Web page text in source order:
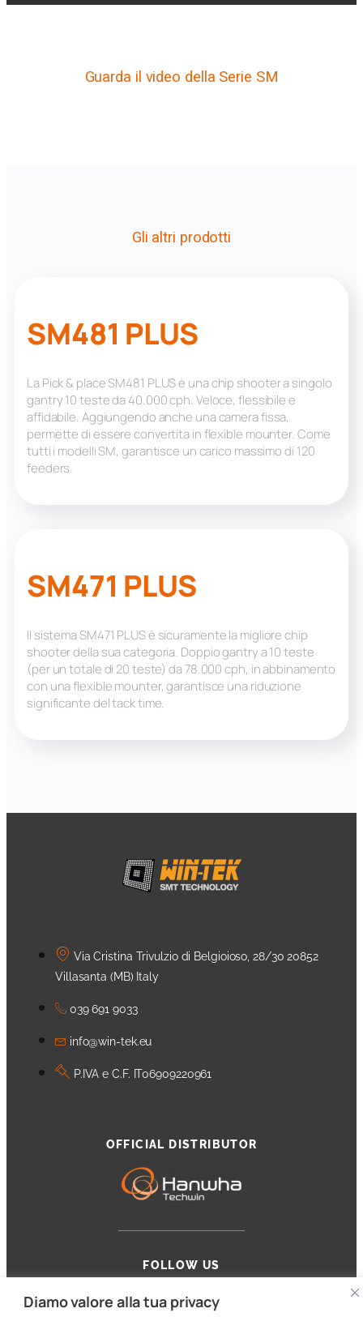
Diamo valore alla tua privacy
Guarda il video della Serie SM
Gli altri prodotti
SM481 PLUS
La Pick & place SM481 PLUS è una chip shooter a singolo
gantry 10 teste da 40.000 cph. Veloce, flessibile e
affidabile. Aggiungendo anche una camera fissa,
permette di essere convertita in flexible mounter. Come
tutti i modelli SM, garantisce un carico massimo di 120
feeders.
SM471 PLUS
Il sistema SM471 PLUS è sicuramente la migliore chip
shooter della sua categoria. Doppio gantry a 10 teste
(per un totale di 20 teste) da 78.000 cph, in abbinamento
con una flexible mounter, garantisce una riduzione
significante del tack time.
Via Cristina Trivulzio di Belgioioso, 28/30 20852
Villasanta (MB) Italy
039 691 9033
info@win-tek.eu
P.IVA e C.F. IT06909220961
OFFICIAL DISTRIBUTOR
FOLLOW US